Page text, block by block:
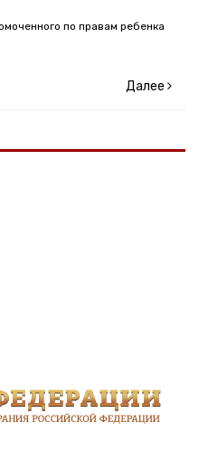
по правам ребенка
Далее